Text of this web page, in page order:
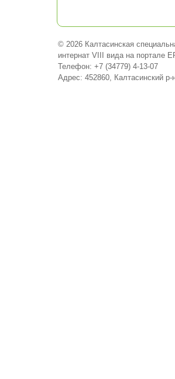
© 2026 Калтасинская
интернат VIII вида на портале
Телефон: +7 (34779) 4-13-07
Адрес: 452860, Калтасинский